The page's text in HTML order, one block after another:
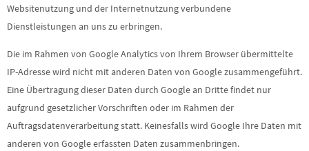
Websitenutzung und der Internetnutzung verbundene
Dienstleistungen an uns zu erbringen.
Die im Rahmen von Google Analytics von Ihrem Browser übermittelte
IP-Adresse wird nicht mit anderen Daten von Google zusammengeführt.
Eine Übertragung dieser Daten durch Google an Dritte findet nur
aufgrund gesetzlicher Vorschriften oder im Rahmen der
Auftragsdatenverarbeitung statt. Keinesfalls wird Google Ihre Daten mit
anderen von Google erfassten Daten zusammenbringen.